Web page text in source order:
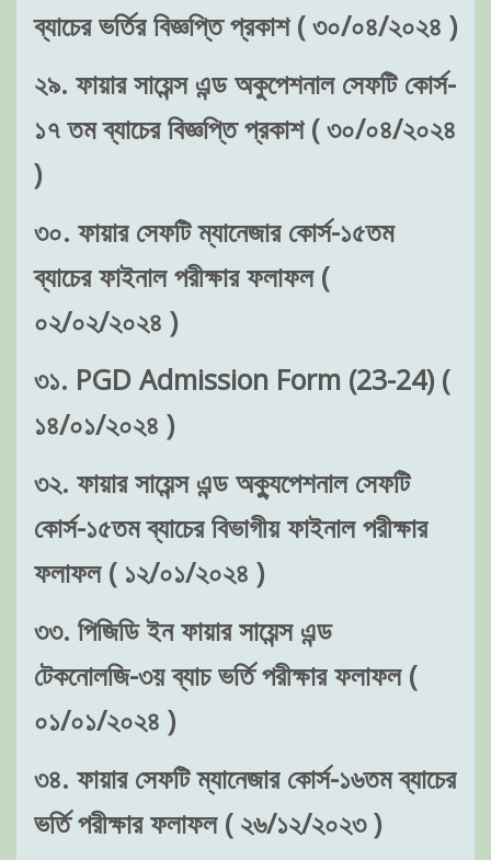
ব্যাচের ভর্তির বিজ্ঞপ্তি প্রকাশ ( ৩০/০৪/২০২৪ )
২৯. ফায়ার সায়েন্স এন্ড অকুপেশনাল সেফটি কোর্স-
১৭ তম ব্যাচের বিজ্ঞপ্তি প্রকাশ ( ৩০/০৪/২০২৪
)
৩০. ফায়ার সেফটি ম্যানেজার কোর্স-১৫তম
ব্যাচের ফাইনাল পরীক্ষার ফলাফল (
০২/০২/২০২৪ )
৩১. PGD Admission Form (23-24) (
১৪/০১/২০২৪ )
৩২. ফায়ার সায়েন্স এন্ড অক্যুপেশনাল সেফটি
কোর্স-১৫তম ব্যাচের বিভাগীয় ফাইনাল পরীক্ষার
ফলাফল ( ১২/০১/২০২৪ )
৩৩. পিজিডি ইন ফায়ার সায়েন্স এন্ড
টেকনোলজি-৩য় ব্যাচ ভর্তি পরীক্ষার ফলাফল (
০১/০১/২০২৪ )
৩৪. ফায়ার সেফটি ম্যানেজার কোর্স-১৬তম ব্যাচের
ভর্তি পরীক্ষার ফলাফল ( ২৬/১২/২০২৩ )